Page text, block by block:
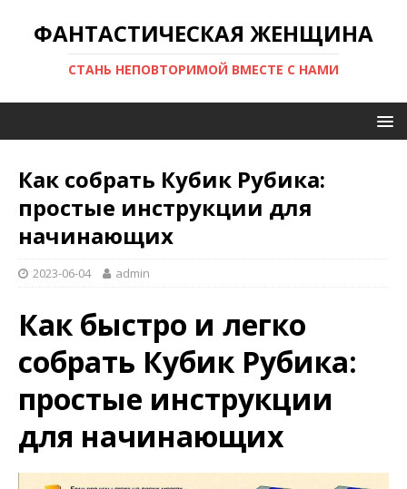
ФАНТАСТИЧЕСКАЯ ЖЕНЩИНА
СТАНЬ НЕПОВТОРИМОЙ ВМЕСТЕ С НАМИ
Как собрать Кубик Рубика:
простые инструкции для
начинающих
2023-06-04 admin
Как быстро и легко
собрать Кубик Рубика:
простые инструкции
для начинающих